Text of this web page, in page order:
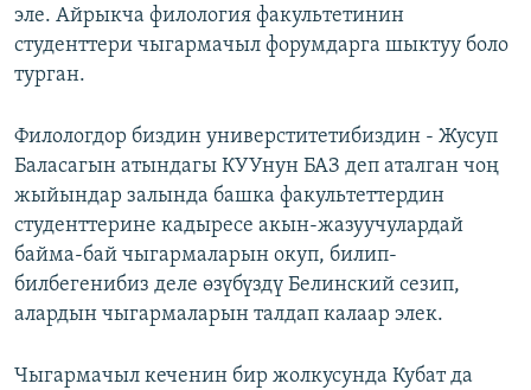
эле. Айрыкча филология факультетинин
студенттери чыгармачыл форумдарга шыктуу боло
турган.
Филологдор биздин универститетибиздин - Жусуп
Баласагын атындагы КУУнун БАЗ деп аталган чоң
жыйындар залында башка факультеттердин
студенттерине кадыресе акын-жазуучулардай
байма-бай чыгармаларын окуп, билип-
билбегенибиз деле өзүбүздү Белинский сезип,
алардын чыгармаларын талдап калаар элек.
Чыгармачыл кеченин бир жолкусунда Кубат да